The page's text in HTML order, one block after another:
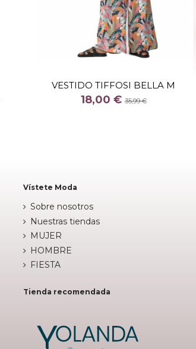
VESTIDO TIFFOSI BELLA M
18,00 €35,99 €
COLOR
Vístete Moda
Sobre nosotros
Nuestras tiendas
MUJER
HOMBRE
FIESTA
Tienda recomendada